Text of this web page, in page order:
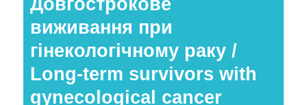
Довгострокове
виживання при
гінекологічному раку /
Long-term survivors with
gynecological cancer